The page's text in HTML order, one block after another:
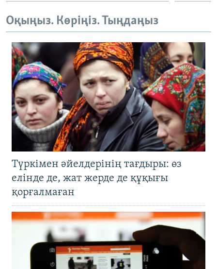
Оқыңыз. Көріңіз. Тыңдаңыз
Түркімен әйелдерінің тағдыры: өз
елінде де, жат жерде де құқығы
қорғалмаған